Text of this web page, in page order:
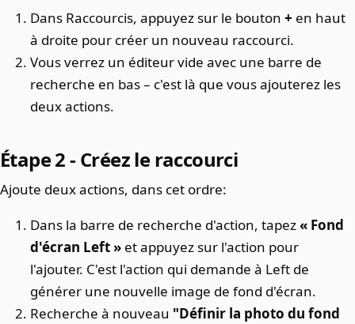
Dans Raccourcis, appuyez sur le bouton+ en haut
à droite pour créer un nouveau raccourci.
Vous verrez un éditeur vide avec une barre de
recherche en bas – c'est là que vous ajouterez les
deux actions.
Étape 2 - Créez le raccourci
Ajoute deux actions, dans cet ordre:
Dans la barre de recherche d'action, tapez« Fond
d'écran Left » et appuyez sur l'action pour
l'ajouter. C'est l'action qui demande à Left de
générer une nouvelle image de fond d'écran.
Recherche à nouveau "Définir la photo du fond